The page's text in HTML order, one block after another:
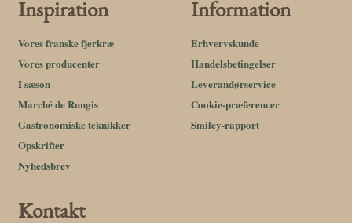
Inspiration
Vores franske fjerkræ
Vores producenter
I sæson
Marché de Rungis
Gastronomiske teknikker
Opskrifter
Nyhedsbrev
Information
Erhvervskunde
Handelsbetingelser
Leverandørservice
Cookie-præferencer
Smiley-rapport
Kontakt